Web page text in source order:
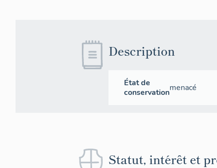
Description
État de
conservationmenacé
Statut, intérêt et